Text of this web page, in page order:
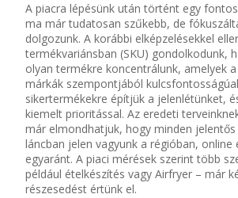
A piacra lépésünk után történt egy
ma már tudatosan szűkebb, de
dolgozunk. A korábbi elképzelésekkel
termékvariánsban (SKU) gondolkodunk,
olyan termékre koncentrálunk, amelyek
márkák szempontjából
sikertermékekre építjük a jelenlétünket,
kiemelt prioritással. Az eredeti
már elmondhatjuk, hogy minden jelentős
láncban jelen vagyunk a régióban, online
egyaránt. A piaci mérések szerint több
például ételkészítés vagy Airfryer – már
részesedést értünk el.